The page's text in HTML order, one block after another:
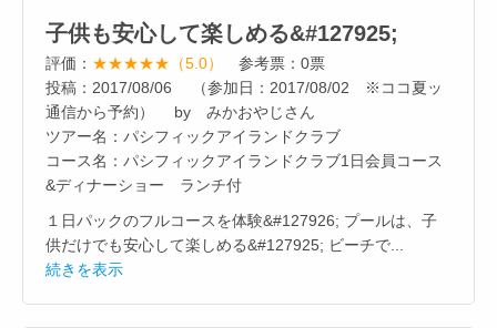
子供も安心して楽しめる&#127925;
評価： ★★★★★（5.0）
参考票：0票
投稿：2017/08/06 （参加日：2017/08/02 ※ココ夏ッ
通信から予約） by みかおやじさん
ツアー名：パシフィックアイランドクラブ
コース名：パシフィックアイランドクラブ1日会員コース
&ディナーショー ランチ付
１日パックのフルコースを体験&#127926; プールは、子
供だけでも安心して楽しめる&#127925; ビーチで...
続きを表示